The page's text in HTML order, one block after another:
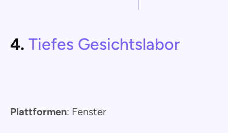
4. Tiefes Gesichtslabor
Plattformen: Fenster